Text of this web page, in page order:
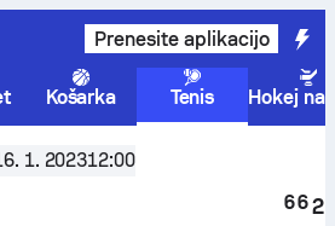
Prenesite aplikacijo
Košarka Tenis
Hokej na
M-ITF-LTU-01A
1. 202312:00
662